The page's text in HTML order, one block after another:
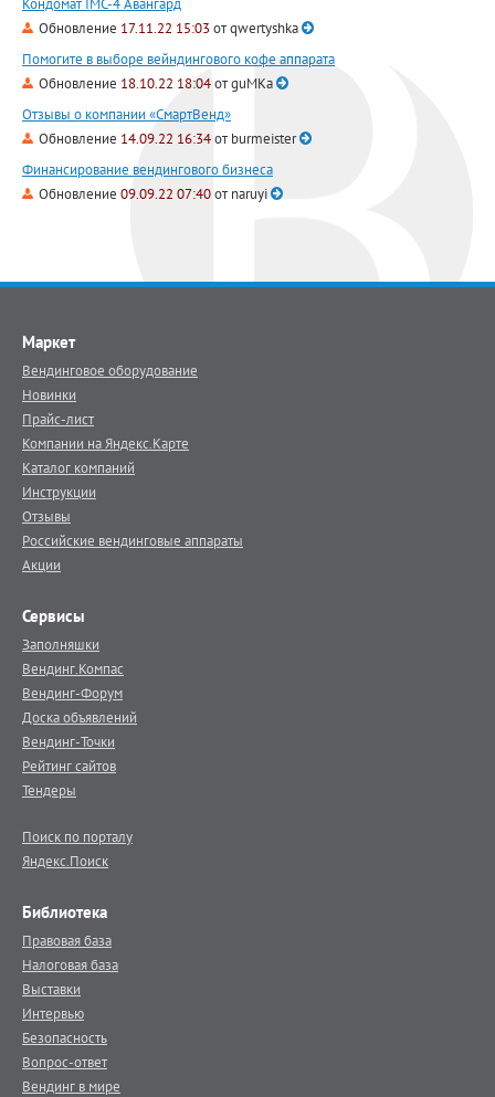
Обновление 17.11.22 15:03 отqwertyshka
Помогите в выборе вейндингового кофе аппарата
Обновление 18.10.22 18:04отguMKa
Отзывы о компании «СмартВенд»
Обновление 14.09.22 16:34отburmeister
Финансирование вендингового бизнеса
Обновление 09.09.22 07:40отnaruyi
Маркет
Вендинговое оборудование
Новинки
Прайс-лист
Компании на Яндекс.Карте
Каталог компаний
Инструкции
Отзывы
Российские вендинговые аппараты
Акции
Сервисы
Заполняшки
Вендинг.Компас
Вендинг-Форум
Доска объявлений
Вендинг-Точки
Рейтинг сайтов
Тендеры
Поиск по порталу
Яндекс.Поиск
Библиотека
Правовая база
Налоговая база
Выставки
Интервью
Безопасность
Вопрос-ответ
Вендинг в мире